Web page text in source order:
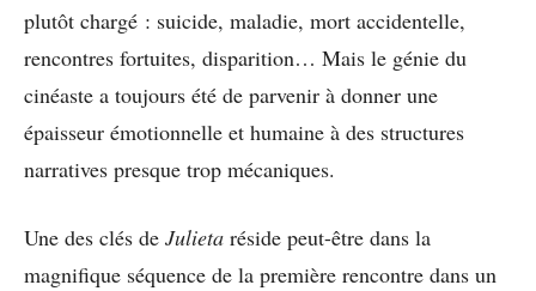
plutôt chargé : suicide, maladie, mort accidentelle,
rencontres fortuites, disparition… Mais le génie du
cinéaste a toujours été de parvenir à donner une
épaisseur émotionnelle et humaine à des structures
narratives presque trop mécaniques.
Une des clés de Julieta réside peut-être dans la
magnifique séquence de la première rencontre dans un